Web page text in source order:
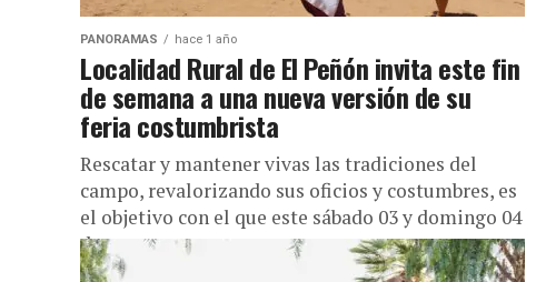
PANORAMAS hace 1 año
Localidad Rural de El Peñón invita este fin
de semana a una nueva versión de su
feria costumbrista
Rescatar y mantener vivas las tradiciones del
campo, revalorizando sus oficios y costumbres, es
el objetivo con el que este sábado 03 y domingo 04
de...